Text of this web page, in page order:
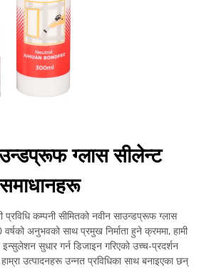
ग्लास सीलेन्ट
कम्पनी सीमितको नवीन साउन्डप्रूफ ग्लास
अनुभवको साथ प्रमुख निर्माता हुने क्रममा, हामी
इन्सुलेशन सुधार गर्न डिजाइन गरिएको उच्च-प्रदर्शन
उत्पादनहरू उन्नत प्रविधिका साथ बनाइएका छन्